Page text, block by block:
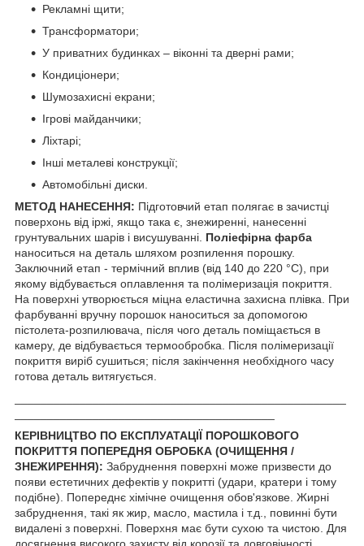
Рекламні щити;
Трансформатори;
У приватних будинках – віконні та дверні рами;
Кондиціонери;
Шумозахисні екрани;
Ігрові майданчики;
Ліхтарі;
Інші металеві конструкції;
Автомобільні диски.
МЕТОД НАНЕСЕННЯ: Підготовчий етап полягає в зачистці
поверхонь від іржі, якщо така є, знежиренні, нанесенні
грунтувальних шарів і висушуванні. Поліефірна фарба
наноситься на деталь шляхом розпилення порошку.
Заключний етап - термічний вплив (від 140 до 220 °С), при
якому відбувається оплавлення та полімеризація покриття.
На поверхні утворюється міцна еластична захисна плівка. При
фарбуванні вручну порошок наноситься за допомогою
пістолета-розпилювача, після чого деталь поміщається в
камеру, де відбувається термообробка. Після полімеризації
покриття виріб сушиться; після закінчення необхідного часу
готова деталь витягується.
КЕРІВНИЦТВО ПО ЕКСПЛУАТАЦІЇ ПОРОШКОВОГО
ПОКРИТТЯ ПОПЕРЕДНЯ ОБРОБКА (ОЧИЩЕННЯ /
ЗНЕЖИРЕННЯ): Забруднення поверхні може призвести до
появи естетичних дефектів у покритті (удари, кратери і тому
подібне). Попереднє хімічне очищення обов'язкове. Жирні
забруднення, такі як жир, масло, мастила і т.д., повинні бути
видалені з поверхні. Поверхня має бути сухою та чистою. Для
досягнення високого захисту від корозії та довговічності